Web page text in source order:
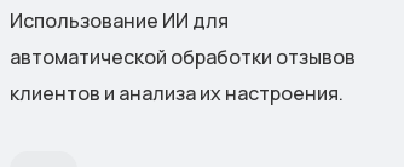
Использование ИИ для
автоматической обработки отзывов
клиентов и анализа их настроения.